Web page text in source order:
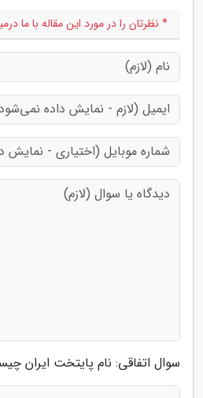
* نظرتان را در مورد این مقاله با ما
سوال اتفاقی: نام پایتخت ایران